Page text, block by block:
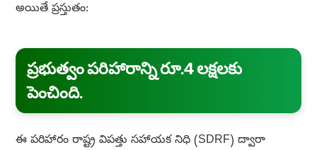
అయితే ప్రస్తుతం:
ప్రభుత్వం పరిహారాన్ని రూ.4 లక్షలకు
పెంచింది.
ఈ పరిహారం రాష్ట్ర విపత్తు సహాయక నిధి (SDRF) ద్వారా